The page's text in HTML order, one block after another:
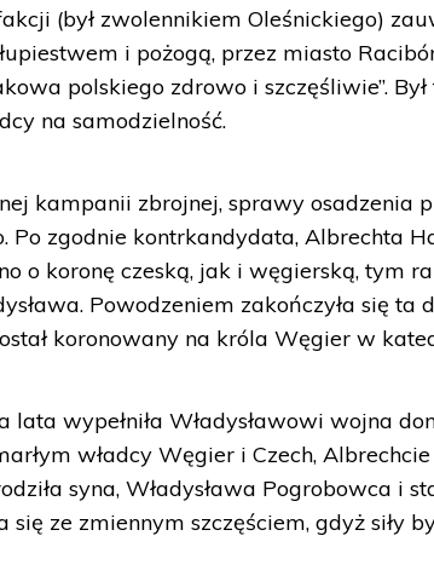
(był zwolennikiem Oleśnickiego)
i pożogą, przez miasto
polskiego zdrowo i szczęśliwie”.
na samodzielność.
kampanii zbrojnej, sprawy osadzenia
Po zgodnie kontrkandydata, Albrechta
o koronę czeską, jak i węgierską, tym
Powodzeniem zakończyła się
koronowany na króla Węgier w
lata wypełniła Władysławowi wojna
władcy Węgier i Czech,
syna, Władysława Pogrobowca i
się ze zmiennym szczęściem, gdyż siły